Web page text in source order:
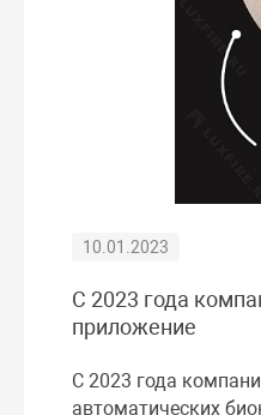
10.01.2023
C 2023 года
приложение
C 2023 года
автоматических